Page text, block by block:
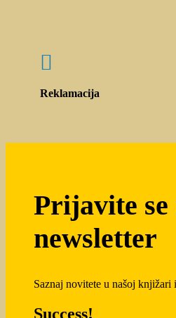

Reklamacija
Prijavite se
newsletter
Saznaj novitete u našoj knjižari
Success!